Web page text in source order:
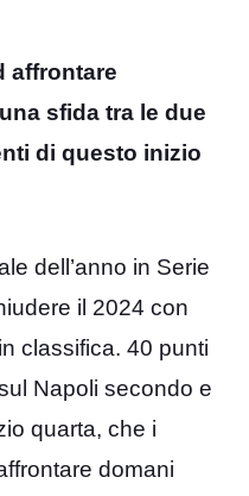
affrontare
sfida tra le due
di questo inizio
dell’anno in Serie
il 2024 con
classifica. 40 punti
Napoli secondo e
quarta, che i
domani